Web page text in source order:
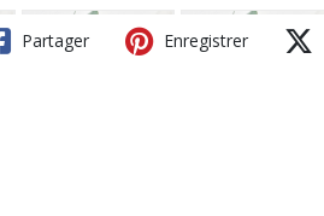
Partager Enregistrer